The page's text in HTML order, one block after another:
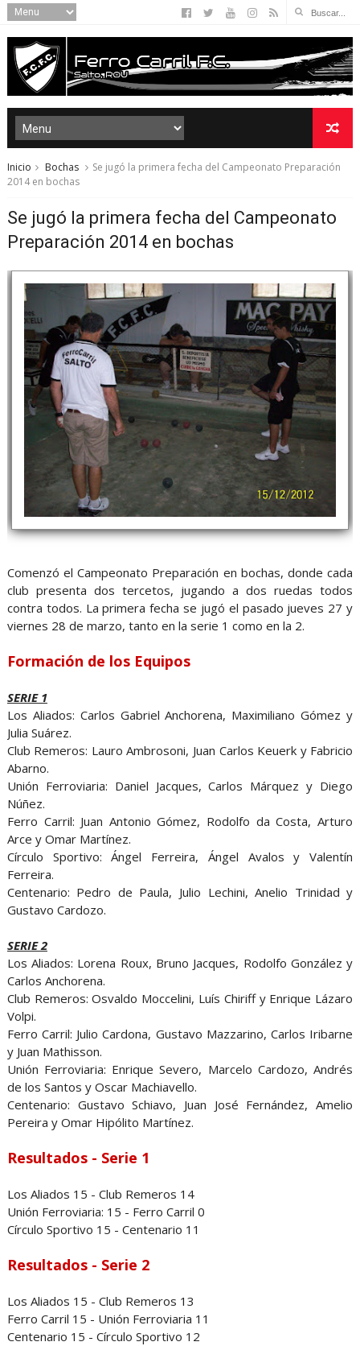
Inicio Bochas
Se jugó la primera fecha del Campeonato Preparación
2014 en bochas
Se jugó la primera fecha del Campeonato
Preparación 2014 en bochas
Comenzó el Campeonato Preparación en bochas, donde cada
club presenta dos tercetos, jugando a dos ruedas todos
contra todos. La primera fecha se jugó el pasado jueves 27 y
viernes 28 de marzo, tanto en la serie 1 como en la 2.
Formación de los Equipos
SERIE 1
Los Aliados: Carlos Gabriel Anchorena, Maximiliano Gómez y
Julia Suárez.
Club Remeros: Lauro Ambrosoni, Juan Carlos Keuerk y Fabricio
Abarno.
Unión Ferroviaria: Daniel Jacques, Carlos Márquez y Diego
Núñez.
Ferro Carril: Juan Antonio Gómez, Rodolfo da Costa, Arturo
Arce y Omar Martínez.
Círculo Sportivo: Ángel Ferreira, Ángel Avalos y Valentín
Ferreira.
Centenario: Pedro de Paula, Julio Lechini, Anelio Trinidad y
Gustavo Cardozo.
SERIE 2
Los Aliados: Lorena Roux, Bruno Jacques, Rodolfo González y
Carlos Anchorena.
Club Remeros: Osvaldo Moccelini, Luís Chiriff y Enrique Lázaro
Volpi.
Ferro Carril: Julio Cardona, Gustavo Mazzarino, Carlos Iribarne
y Juan Mathisson.
Unión Ferroviaria: Enrique Severo, Marcelo Cardozo, Andrés
de los Santos y Oscar Machiavello.
Centenario: Gustavo Schiavo, Juan José Fernández, Amelio
Pereira y Omar Hipólito Martínez.
Resultados - Serie 1
Los Aliados 15 - Club Remeros 14
Unión Ferroviaria: 15 - Ferro Carril 0
Círculo Sportivo 15 - Centenario 11
Resultados - Serie 2
Los Aliados 15 - Club Remeros 13
Ferro Carril 15 - Unión Ferroviaria 11
Centenario 15 - Círculo Sportivo 12